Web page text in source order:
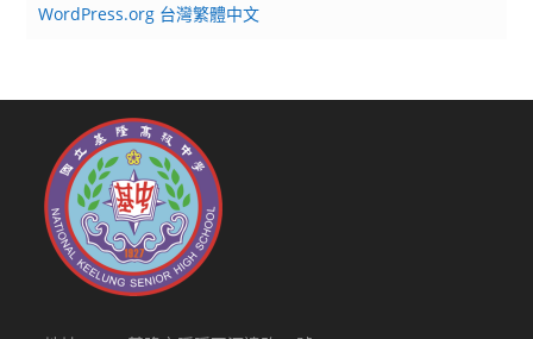
WordPress.org 台灣繁體中文